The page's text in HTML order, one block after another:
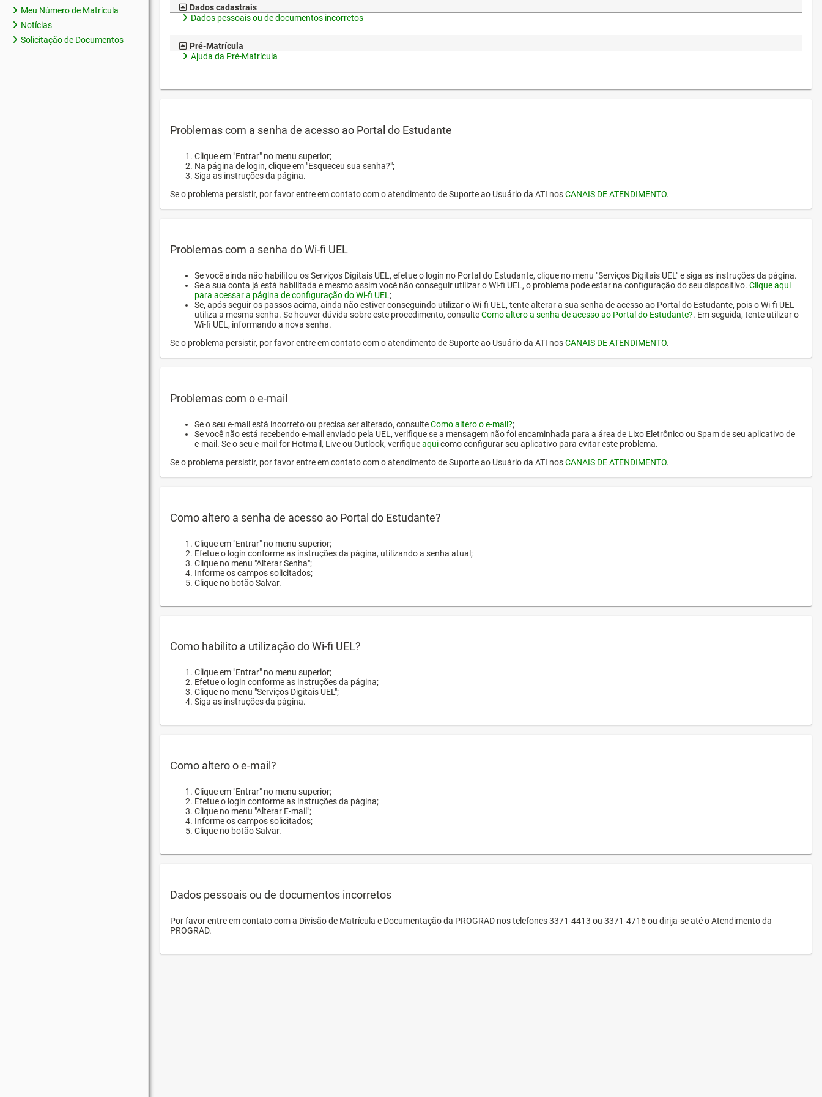
Meu Número de Matrícula
Notícias
Solicitação de Documentos
Dados cadastrais
Dados pessoais ou de documentos incorretos
Pré-Matrícula
Ajuda da Pré-Matrícula
Problemas com a senha de acesso ao Portal do Estudante
Clique em "Entrar" no menu superior;
Na página de login, clique em "Esqueceu sua senha?";
Siga as instruções da página.
Se o problema persistir, por favor entre em contato com o atendimento de Suporte ao Usuário da ATI nosCANAIS DE ATENDIMENTO.
Problemas com a senha do Wi-fi UEL
Se você ainda não habilitou os Serviços Digitais UEL, efetue o login no Portal do Estudante, clique no menu "Serviços Digitais UEL" e siga as instruções da página.
Se a sua conta já está habilitada e mesmo assim você não conseguir utilizar o Wi-fi UEL, o problema pode estar na configuração do seu dispositivo. Clique aqui
para acessar a página de configuração do Wi-fi UEL ;
Se, após seguir os passos acima, ainda não estiver conseguindo utilizar o Wi-fi UEL, tente alterar a sua senha de acesso ao Portal do Estudante, pois o Wi-fi UEL
utiliza a mesma senha. Se houver dúvida sobre este procedimento, consulteComo altero a senha de acesso ao Portal do Estudante?. Em seguida, tente utilizar o
Wi-fi UEL, informando a nova senha.
Se o problema persistir, por favor entre em contato com o atendimento de Suporte ao Usuário da ATI nosCANAIS DE ATENDIMENTO.
Problemas com o e-mail
Se o seu e-mail está incorreto ou precisa ser alterado, consulteComo altero o e-mail?;
Se você não está recebendo e-mail enviado pela UEL, verifique se a mensagem não foi encaminhada para a área de Lixo Eletrônico ou Spam de seu aplicativo de
e-mail. Se o seu e-mail for Hotmail, Live ou Outlook, verifiqueaquicomo configurar seu aplicativo para evitar este problema.
Se o problema persistir, por favor entre em contato com o atendimento de Suporte ao Usuário da ATI nosCANAIS DE ATENDIMENTO.
Como altero a senha de acesso ao Portal do Estudante?
Clique em "Entrar" no menu superior;
Efetue o login conforme as instruções da página, utilizando a senha atual;
Clique no menu "Alterar Senha";
Informe os campos solicitados;
Clique no botão Salvar.
Como habilito a utilização do Wi-fi UEL?
Clique em "Entrar" no menu superior;
Efetue o login conforme as instruções da página;
Clique no menu "Serviços Digitais UEL";
Siga as instruções da página.
Como altero o e-mail?
Clique em "Entrar" no menu superior;
Efetue o login conforme as instruções da página;
Clique no menu "Alterar E-mail";
Informe os campos solicitados;
Clique no botão Salvar.
Dados pessoais ou de documentos incorretos
Por favor entre em contato com a Divisão de Matrícula e Documentação da PROGRAD nos telefones 3371-4413 ou 3371-4716 ou dirija-se até o Atendimento da
PROGRAD.